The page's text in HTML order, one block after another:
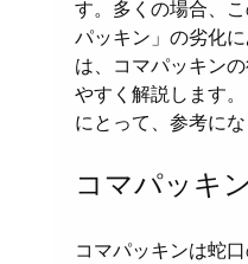
す。多くの場合、
パッキン」の劣化
は、コマパッキン
やすく解説します
にとって、参考にな
コマパッキ
コマパッキンは蛇